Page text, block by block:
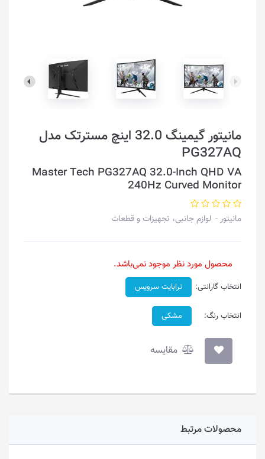
مانیتور گیمینگ 32.0 اینچ مسترتک مدل
PG327AQ
Master Tech PG327AQ 32.0-Inch QHD VA
240Hz Curved Monitor
مانیتور لوازم جانبی، تجهیزات و قطعات
محصول مورد نظر موجود نمی‌باشد.
انتخاب گارانتی: ترابایت سرویس
انتخاب رنگ: مشکی
مقایسه
محصولات مرتبط